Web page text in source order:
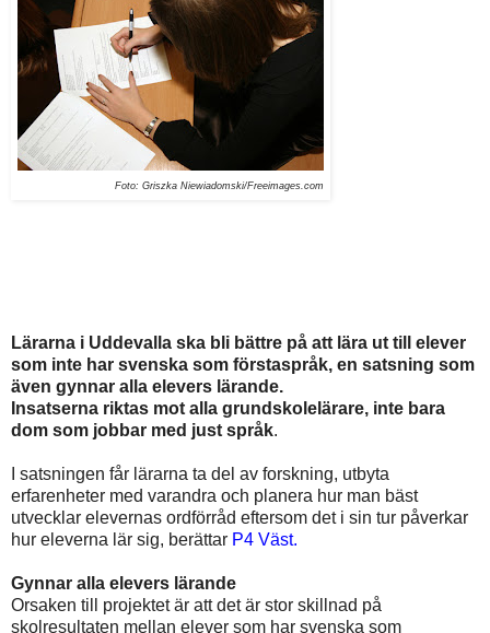
Foto: Griszka Niewiadomski/Freeimages.com
Lärarna i Uddevalla ska bli bättre på att lära ut till elever
som inte har svenska som förstaspråk, en satsning som
även gynnar alla elevers lärande.
Insatserna riktas mot alla grundskolelärare, inte bara
dom som jobbar med just språk.
I satsningen får lärarna ta del av forskning, utbyta
erfarenheter med varandra och planera hur man bäst
utvecklar elevernas ordförråd eftersom det i sin tur påverkar
hur eleverna lär sig, berättar P4 Väst.
Gynnar alla elevers lärande
Orsaken till projektet är att det är stor skillnad på
skolresultaten mellan elever som har svenska som